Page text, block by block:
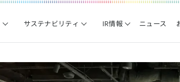
サステナビリティ IR情報 ニュース